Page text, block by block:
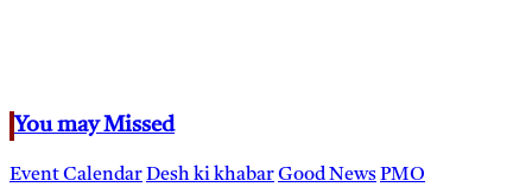
You may Missed
Event CalendarDesh ki khabarGood NewsPMO